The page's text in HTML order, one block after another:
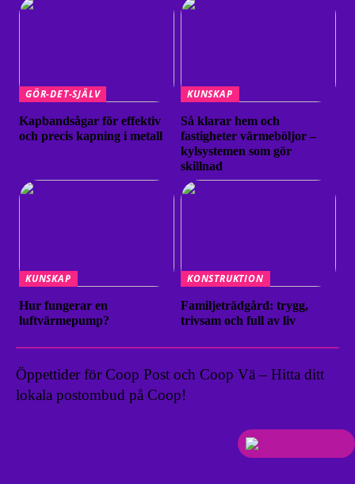
GÖR-DET-SJÄLV
Kapbandsågar för effektiv
och precis kapning i metall
KUNSKAP
Så klarar hem och
fastigheter värmeböljor –
kylsystemen som gör
skillnad
KUNSKAP
Hur fungerar en
luftvärmepump?
KONSTRUKTION
Familjeträdgård: trygg,
trivsam och full av liv
Öppettider för Coop Post och Coop Vä – Hitta ditt
lokala postombud på Coop!